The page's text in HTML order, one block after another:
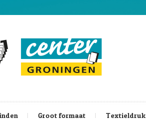
Groot formaat Textieldruk